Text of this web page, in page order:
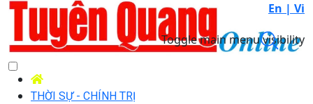
En | Vi
Toggle main menu visibility
THỜI SỰ - CHÍNH TRỊ